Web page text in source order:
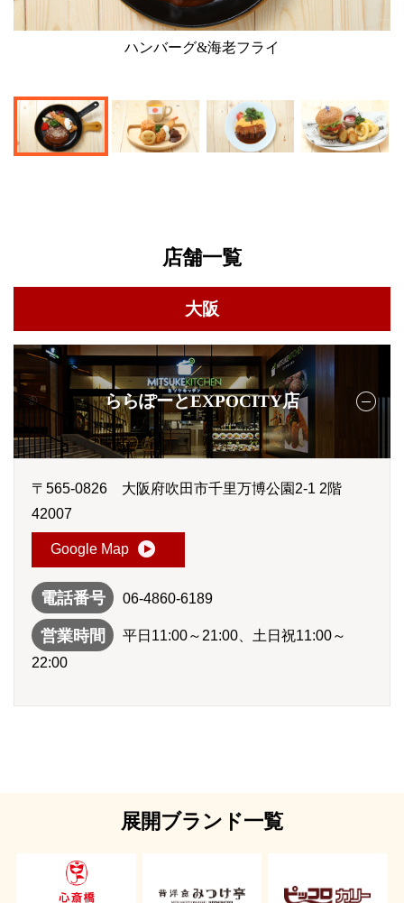
ハンバーグ&海老フライ
店舗一覧
大阪
ららぽーとEXPOCITY店
〒565-0826 大阪府吹田市千里万博公園2-1 2階
42007
Google Map
電話番号 06-4860-6189
営業時間
平日11:00～21:00、土日祝11:00～
22:00
展開ブランド一覧